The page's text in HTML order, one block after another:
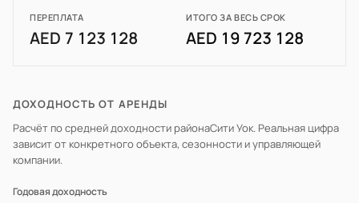
ПЕРЕПЛАТА
AED 7 123 128
ИТОГО ЗА ВЕСЬ СРОК
AED 19 723 128
ДОХОДНОСТЬ ОТ АРЕНДЫ
Расчёт по средней доходности районаСити Уок. Реальная цифра
зависит от конкретного объекта, сезонности и управляющей
компании.
Годовая доходность